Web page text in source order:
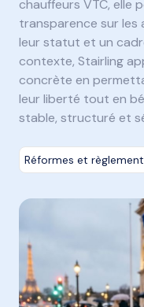
chauffeurs VTC, elle
transparence sur les
leur statut et un
contexte, Stairling
concrète en
leur liberté tout en
stable, structuré et
Réformes et